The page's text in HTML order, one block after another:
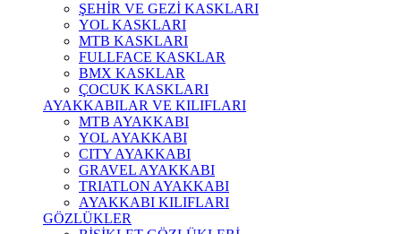
ŞEHİR VE GEZİ KASKLARI
YOL KASKLARI
MTB KASKLARI
FULLFACE KASKLAR
BMX KASKLAR
ÇOCUK KASKLARI
AYAKKABILAR VE KILIFLARI
MTB AYAKKABI
YOL AYAKKABI
CITY AYAKKABI
GRAVEL AYAKKABI
TRIATLON AYAKKABI
AYAKKABI KILIFLARI
GÖZLÜKLER